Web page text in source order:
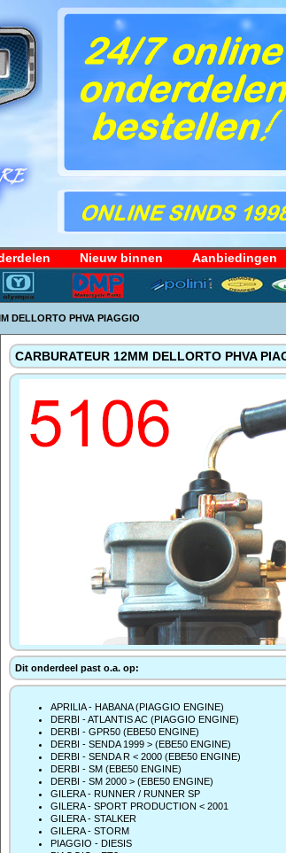
Nieuw binnen Aanbiedingen
DELLORTO PHVA PIAGGIO
CARBURATEUR 12MM DELLORTO PHVA
Dit onderdeel past o.a. op:
APRILIA - HABANA (PIAGGIO ENGINE)
DERBI - ATLANTIS AC (PIAGGIO ENGINE)
DERBI - GPR50 (EBE50 ENGINE)
DERBI - SENDA 1999 > (EBE50 ENGINE)
DERBI - SENDA R < 2000 (EBE50 ENGINE)
DERBI - SM (EBE50 ENGINE)
DERBI - SM 2000 > (EBE50 ENGINE)
GILERA - RUNNER / RUNNER SP
GILERA - SPORT PRODUCTION < 2001
GILERA - STALKER
GILERA - STORM
PIAGGIO - DIESIS